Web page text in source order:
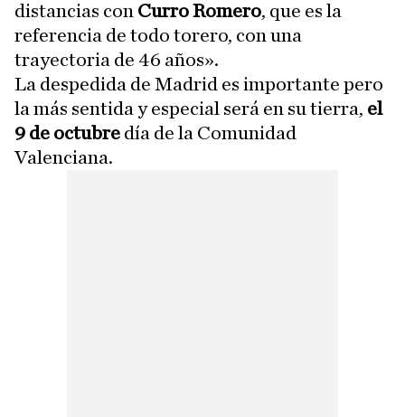
distancias con Curro Romero, que es la
referencia de todo torero, con una
trayectoria de 46 años».
La despedida de Madrid es importante pero
la más sentida y especial será en su tierra, el
9 de octubre día de la Comunidad
Valenciana.